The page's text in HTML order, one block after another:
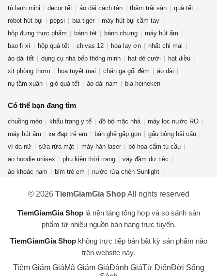
tủ lạnh mini decor tết áo dài cách tân thảm trải sàn
quà tết
robot hút bụi
pepsi bia tiger
máy hút bụi cầm tay
hộp đựng thực phẩm
bánh tét bánh chưng
máy hút ẩm
bao lì xì
hộp quà tết chivas 12 hoa lay ơn
nhất chi mai
áo dài tết
dụng cụ nhà bếp thông minh hạt dẻ cười
hạt điều
xịt phòng thơm
hoa tuyết mai chăn ga gối đệm
áo dài
nụ tầm xuân
giỏ quà tết áo dài nam bia heineken
Có thể bạn đang tìm
chuồng mèo khẩu trang y tế đồ bộ mặc nhà
máy lọc nước RO
máy hút ẩm
xe đạp trẻ em bàn ghế gấp gọn
gấu bông hải cẩu
ví da nữ
sữa rửa mặt máy hàn laser
bó hoa cẩm tú cầu
áo hoodie unisex
phụ kiện thời trang
váy đầm dự tiệc
áo khoác nam
bỉm trẻ em
nước rửa chén Sunlight
áo thun nam nữ
mỹ phẩm thuần chay
dép crocs nữ
chuột gaming attack shark x3
kem forencos trắng
cần câu máy
máy lọc không khí
dụng cụ nhà bếp
© 2026 TiemGiamGia Shop All rights reserved
TiemGiamGia Shoplà nền tảng tổng hợp và so sánh sản
phẩm từ nhiều nguồn bán hàng trực tuyến.
TiemGiamGia Shopkhông trực tiếp bán bất kỳ sản phẩm nào
trên website này.
Tiệm Giảm GiáMã Giảm GiáĐánh GiáTừ ĐiểnĐời Sống